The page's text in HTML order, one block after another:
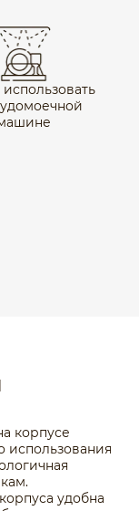
корпусе
использования
удобна